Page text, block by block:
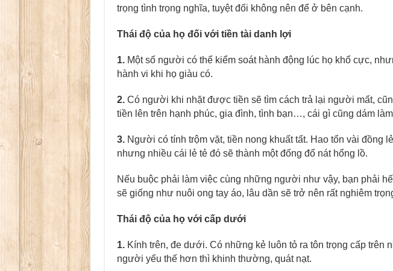
trọng tình trọng nghĩa, tuyệt đối không nên để ở bên cạnh.
Thái độ của họ đối với tiền tài danh lợi
1.Một số người có thể kiểm soát hành động lúc họ khổ cực,
hành vi khi họ giàu có.
2.Có người khi nhặt được tiền sẽ tìm cách trả lại người mất,
tiền lên trên hạnh phúc, gia đình, tình bạn…, cái gì cũng dám
3.Người có tính trộm vặt, tiền nong khuất tất. Hao tổn vài đồng
nhưng nhiều cái lẻ tẻ đó sẽ thành một đống đổ nát hổng lồ.
Nếu buộc phải làm việc cùng những người như vậy, bạn phải
sẽ giống như nuôi ong tay áo, lâu dần sẽ trở nên rất nghiêm
Thái độ của họ với cấp dưới
1.Kính trên, đe dưới. Có những kẻ luôn tỏ ra tôn trọng cấp trên
người yếu thế hơn thì khinh thường, quát nạt.